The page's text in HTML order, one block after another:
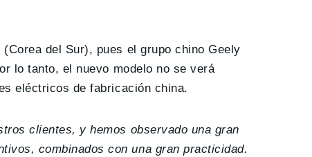
(Corea del Sur), pues el grupo chino Geely
lo tanto, el nuevo modelo no se verá
eléctricos de fabricación china.
clientes, y hemos observado una gran
combinados con una gran practicidad.